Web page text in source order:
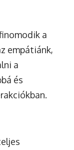
a
empátiánk,
a
és